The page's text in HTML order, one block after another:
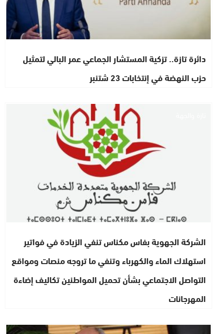
دائرة تازة.. تزكية المستشار الجماعي عمر البالي لتمثيل
حزب النهضة في إنتخابات 23 شتنبر
الشركة الجهوية بفاس مكناس تنفي الزيادة في فواتير
استهلاك الماء والكهرباء وتنفي ما تروجه منصات ومواقع
التواصل الاجتماعي بشأن تحميل المواطنين تكاليف إضاءة
المهرجانات